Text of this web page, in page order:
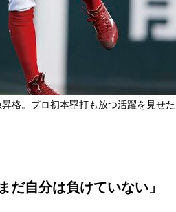
格。プロ初本塁打も放つ活躍を見せた
自分は負けていない」